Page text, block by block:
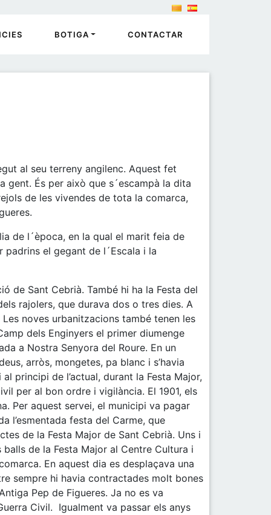
BOTIGA CONTACTAR
al seu terreny angilenc. Aquest fet
És per això que s´escampà la dita
de les vivendes de tota la comarca,
de l´època, en la qual el marit feia de
el gegant de l´Escala i la
de Sant Cebrià. També hi ha la Festa del
rajolers, que durava dos o tres dies. A
noves urbanitzacions també tenen les
dels Enginyers el primer diumenge
a Nostra Senyora del Roure. En un
arròs, mongetes, pa blanc i s’havia
principi de l’actual, durant la Festa Major,
per al bon ordre i vigilància. El 1901, els
Per aquest servei, el municipi va pagar
l’esmentada festa del Carme, que
de la Festa Major de Sant Cebrià. Uns i
de la Festa Major al Centre Cultura i
En aquest dia es desplaçava una
sempre hi havia contractades molt bones
Pep de Figueres. Ja no es va
Civil. Igualment va passar els anys